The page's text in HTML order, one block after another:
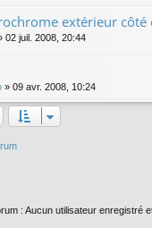
extérieur côté
02 juil. 2008, 20:44
» 09 avr. 2008, 10:24
: Aucun utilisateur enregistré